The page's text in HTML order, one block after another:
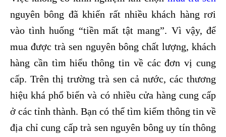
nguyên bông đã khiến rất nhiều khách hàng rơi
vào tình huống “tiền mất tật mang”. Vì vậy, để
mua được trà sen nguyên bông chất lượng, khách
hàng cần tìm hiểu thông tin về các đơn vị cung
cấp. Trên thị trường trà sen cả nước, các thương
hiệu khá phổ biến và có nhiều cửa hàng cung cấp
ở các tỉnh thành. Bạn có thể tìm kiếm thông tin về
địa chỉ cung cấp trà sen nguyên bông uy tín thông